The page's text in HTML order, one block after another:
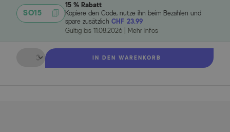
SO15
15 % Rabatt
Kopiere den Code, nutze ihn beim Bezahlen und
spare zusätzlich CHF 23.99
Gültig bis 11.08.2026 Mehr Infos
Menge
IN DEN WARENKORB